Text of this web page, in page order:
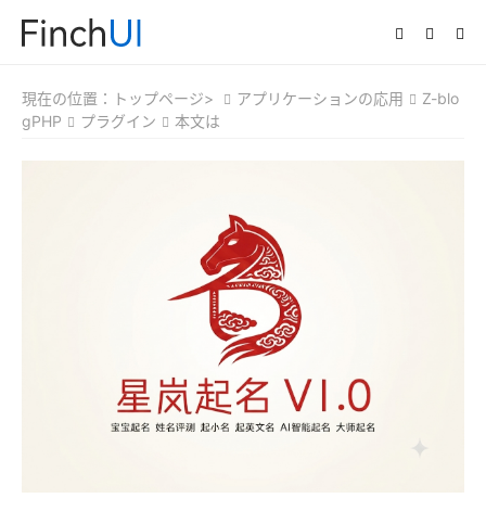
現在の位置： トップページ> アプリケーションの応用
Z-blo
gPHP
プラグイン 本文は